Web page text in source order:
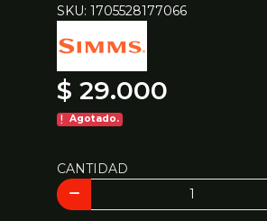
SKU: 1705528177066
$ 29.000
Agotado.
CANTIDAD